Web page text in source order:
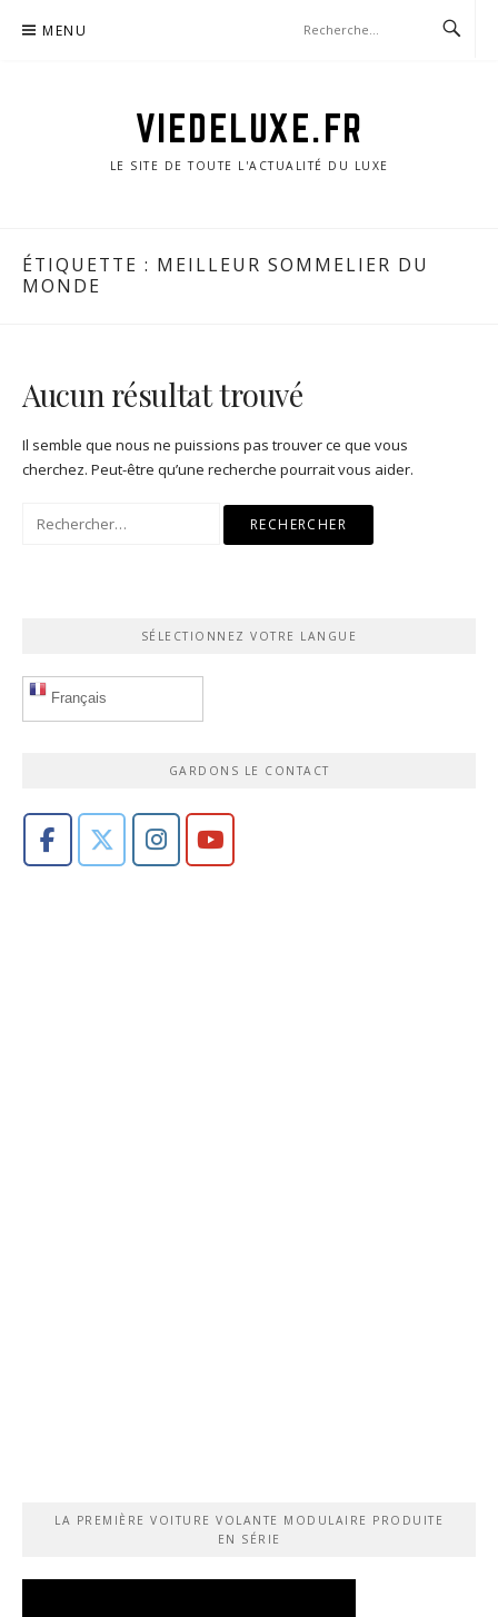
MENU
VIEDELUXE.FR
LE SITE DE TOUTE L'ACTUALITÉ DU LUXE
ÉTIQUETTE : MEILLEUR SOMMELIER DU
MONDE
Aucun résultat trouvé
Il semble que nous ne puissions pas trouver ce que vous
cherchez. Peut-être qu’une recherche pourrait vous aider.
Rechercher :
SÉLECTIONNEZ VOTRE LANGUE
Français
GARDONS LE CONTACT
LA PREMIÈRE VOITURE VOLANTE MODULAIRE PRODUITE
EN SÉRIE